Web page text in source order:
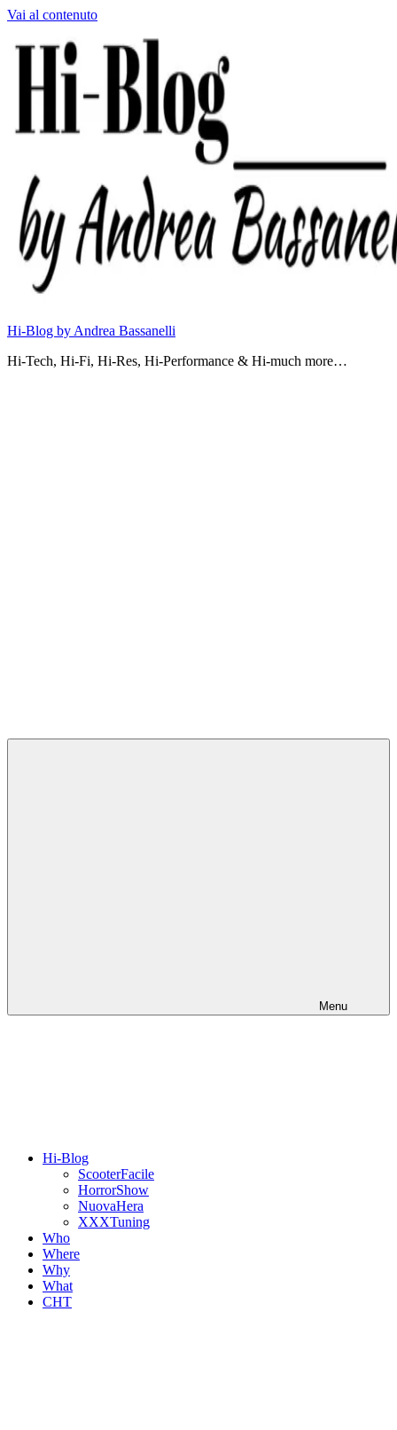
Vai al contenuto
Hi-Blog by Andrea Bassanelli
Hi-Tech, Hi-Fi, Hi-Res, Hi-Performance & Hi-much more…
Menu
Hi-Blog
ScooterFacile
HorrorShow
NuovaHera
XXXTuning
Who
Where
Why
What
CHT